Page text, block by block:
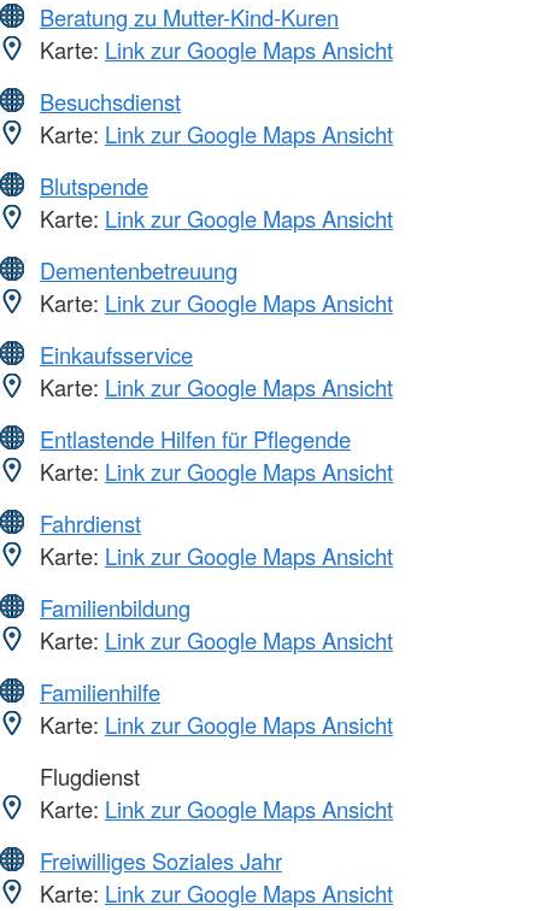
Beratung zu Mutter-Kind-Kuren
Karte: Link zur Google Maps Ansicht
Besuchsdienst
Karte: Link zur Google Maps Ansicht
Blutspende
Karte: Link zur Google Maps Ansicht
Dementenbetreuung
Karte: Link zur Google Maps Ansicht
Einkaufsservice
Karte: Link zur Google Maps Ansicht
Entlastende Hilfen für Pflegende
Karte: Link zur Google Maps Ansicht
Fahrdienst
Karte: Link zur Google Maps Ansicht
Familienbildung
Karte: Link zur Google Maps Ansicht
Familienhilfe
Karte: Link zur Google Maps Ansicht
Flugdienst
Karte: Link zur Google Maps Ansicht
Freiwilliges Soziales Jahr
Karte: Link zur Google Maps Ansicht